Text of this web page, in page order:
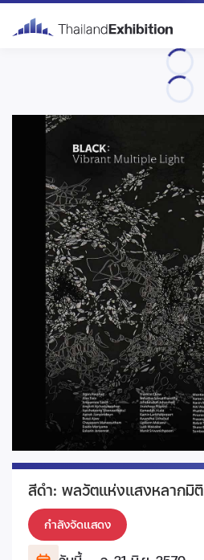
สีดำ: พลวัตแห่งแสงหลากมิติ
กำลังจัดแสดง